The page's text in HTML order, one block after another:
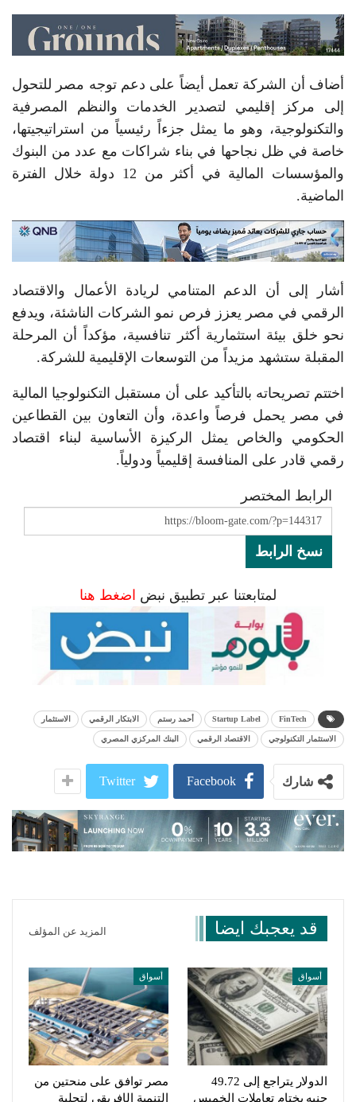
أضاف أن الشركة تعمل أيضاً على دعم توجه مصر للتحول
إلى مركز إقليمي لتصدير الخدمات والنظم المصرفية
والتكنولوجية، وهو ما يمثل جزءاً رئيسياً من استراتيجيتها،
خاصة في ظل نجاحها في بناء شراكات مع عدد من البنوك
والمؤسسات المالية في أكثر من 12 دولة خلال الفترة
الماضية.
أشار إلى أن الدعم المتنامي لريادة الأعمال والاقتصاد
الرقمي في مصر يعزز فرص نمو الشركات الناشئة، ويدفع
نحو خلق بيئة استثمارية أكثر تنافسية، مؤكداً أن المرحلة
المقبلة ستشهد مزيداً من التوسعات الإقليمية للشركة.
اختتم تصريحاته بالتأكيد على أن مستقبل التكنولوجيا المالية
في مصر يحمل فرصاً واعدة، وأن التعاون بين القطاعين
الحكومي والخاص يمثل الركيزة الأساسية لبناء اقتصاد
رقمي قادر على المنافسة إقليمياً ودولياً.
الرابط المختصر
نسخ الرابط
لمتابعتنا عبر تطبيق نبض اضغط هنا
FinTech
Startup Label أحمد رستم الابتكار الرقمي الاستثمار
الاستثمار التكنولوجي الاقتصاد الرقمي البنك المركزي المصري
شارك Facebook
Twitter
قد يعجبك ايضا المزيد عن المؤلف
أسواق
الدولار يتراجع إلى 49.72
جنيه بختام تعاملات الخميس
أسواق
مصر توافق على منحتين من
التنمية الإفريقي لتحلية